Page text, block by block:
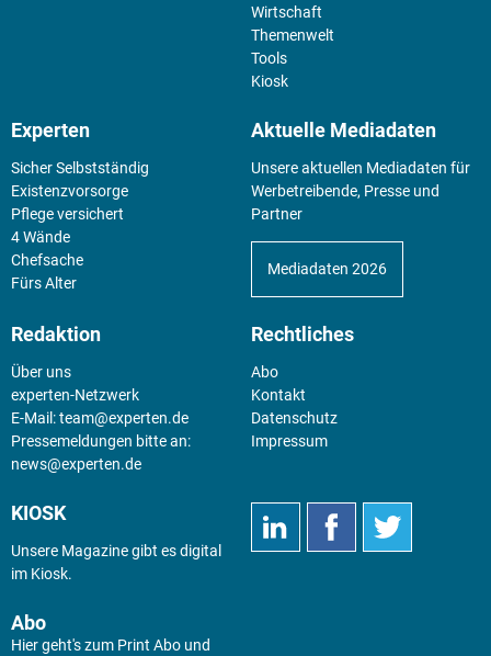
Wirtschaft
Themenwelt
Tools
Kiosk
Experten
Sicher Selbstständig
Existenz­vorsorge
Pflege versichert
4 Wände
Chefsache
Fürs Alter
Aktuelle Mediadaten
Unsere aktuellen Mediadaten für
Werbetreibende, Presse und
Partner
Mediadaten 2026
Redaktion
Über uns
experten-Netzwerk
E-Mail:team@experten.de
Pressemeldungen bitte an:
news@experten.de
Rechtliches
Abo
Kontakt
Datenschutz
Impressum
KIOSK
Unsere Magazine gibt es digital
im Kiosk.
Abo
Hier geht's zum Print Abo und